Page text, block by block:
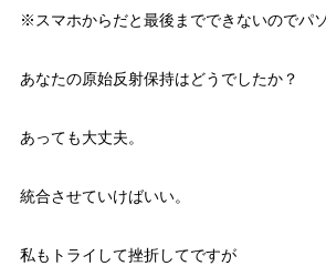
※スマホからだと最後までできないのでパ
あなたの原始反射保持はどうでしたか？
あっても大丈夫。
統合させていけばいい。
私もトライして挫折してですが